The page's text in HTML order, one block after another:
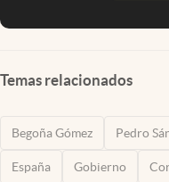
Temas relacionados
Begoña Gómez Pedro
España Gobierno